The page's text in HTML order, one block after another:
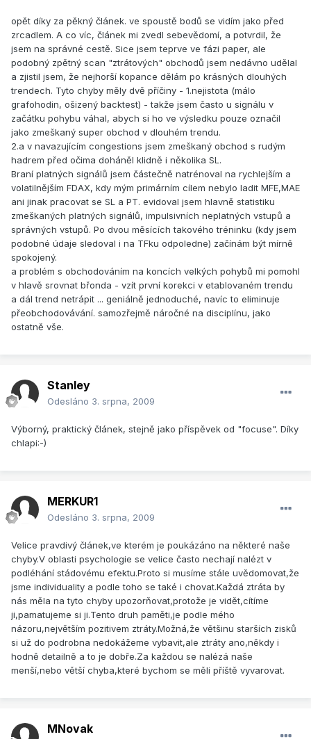
opět díky za pěkný článek. ve spoustě bodů se vidím jako před
zrcadlem. A co víc, článek mi zvedl sebevědomí, a potvrdil, že
jsem na správné cestě. Sice jsem teprve ve fázi paper, ale
podobný zpětný scan "ztrátových" obchodů jsem nedávno udělal
a zjistil jsem, že nejhorší kopance dělám po krásných dlouhých
trendech. Tyto chyby měly dvě příčiny - 1.nejistota (málo
grafohodin, ošizený backtest) - takže jsem často u signálu v
začátku pohybu váhal, abych si ho ve výsledku pouze označil
jako zmeškaný super obchod v dlouhém trendu.
2.a v navazujícím congestions jsem zmeškaný obchod s rudým
hadrem před očima doháněl klidně i několika SL.
Braní platných signálů jsem částečně natrénoval na rychlejším a
volatilnějším FDAX, kdy mým primárním cílem nebylo ladit MFE,MAE
ani jinak pracovat se SL a PT. evidoval jsem hlavně statistiku
zmeškaných platných signálů, impulsivních neplatných vstupů a
správných vstupů. Po dvou měsících takového tréninku (kdy jsem
podobné údaje sledoval i na TFku odpoledne) začínám být mírně
spokojený.
a problém s obchodováním na koncích velkých pohybů mi pomohl
v hlavě srovnat břonda - vzít první korekci v etablovaném trendu
a dál trend netrápit ... geniálně jednoduché, navíc to eliminuje
přeobchodovávání. samozřejmě náročné na disciplínu, jako
ostatně vše.
Stanley
Odesláno 3. srpna, 2009
Výborný, praktický článek, stejně jako příspěvek od "focuse". Díky
chlapi:-)
MERKUR1
Odesláno 3. srpna, 2009
Velice pravdivý článek,ve kterém je poukázáno na některé naše
chyby.V oblasti psychologie se velice často nechají nalézt v
podléhání stádovému efektu.Proto si musíme stále uvědomovat,že
jsme individuality a podle toho se také i chovat.Každá ztráta by
nás měla na tyto chyby upozorňovat,protože je vidět,cítíme
ji,pamatujeme si ji.Tento druh paměti,je podle mého
názoru,největším pozitivem ztráty.Možná,že většinu starších zisků
si už do podrobna nedokážeme vybavit,ale ztráty ano,někdy i
hodně detailně a to je dobře.Za každou se nalézá naše
menší,nebo větší chyba,které bychom se měli příště vyvarovat.
MNovak